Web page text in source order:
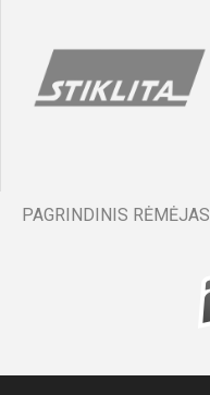
PAGRINDINIS RĖMĖJAS